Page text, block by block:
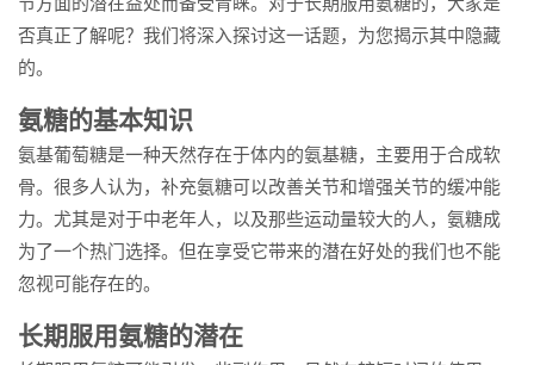
否真正了解呢？我们将深入探讨这一话题，为您揭示其中隐藏
的。
氨糖的基本知识
氨基葡萄糖是一种天然存在于体内的氨基糖，主要用于合成软
骨。很多人认为，补充氨糖可以改善关节和增强关节的缓冲能
力。尤其是对于中老年人，以及那些运动量较大的人，氨糖成
为了一个热门选择。但在享受它带来的潜在好处的我们也不能
忽视可能存在的。
长期服用氨糖的潜在